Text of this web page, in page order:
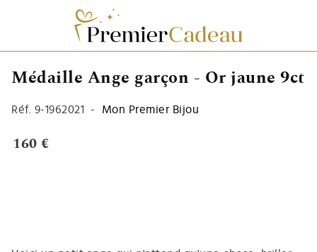
Médaille Ange garçon - Or jaune 9ct
Réf. 9-1962021 - Mon Premier Bijou
160 €